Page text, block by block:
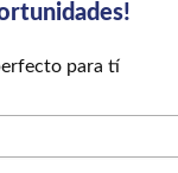
para tí